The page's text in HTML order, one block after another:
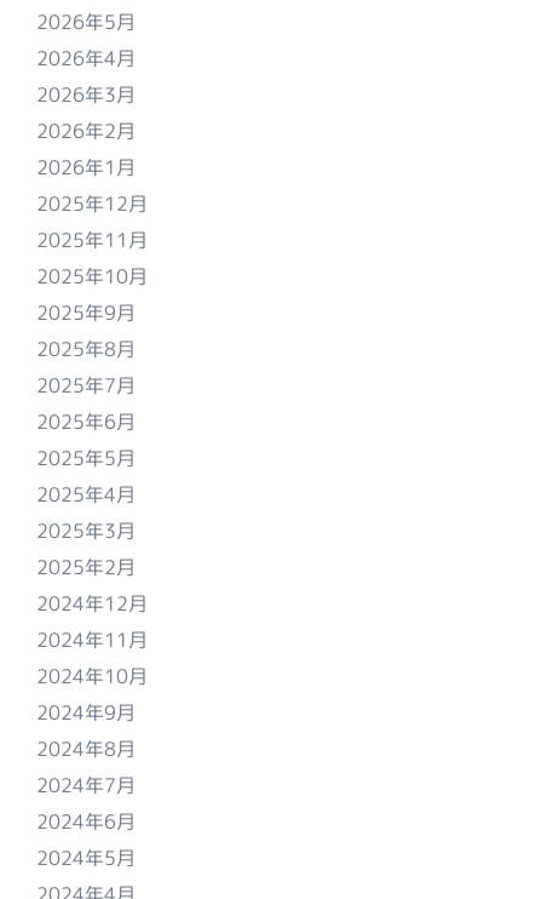
2026年5月
2026年4月
2026年3月
2026年2月
2026年1月
2025年12月
2025年11月
2025年10月
2025年9月
2025年8月
2025年7月
2025年6月
2025年5月
2025年4月
2025年3月
2025年2月
2024年12月
2024年11月
2024年10月
2024年9月
2024年8月
2024年7月
2024年6月
2024年5月